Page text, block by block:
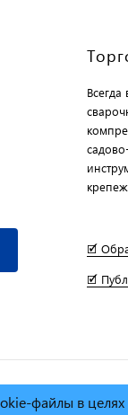
🗹
🗹
и техники
файлы в